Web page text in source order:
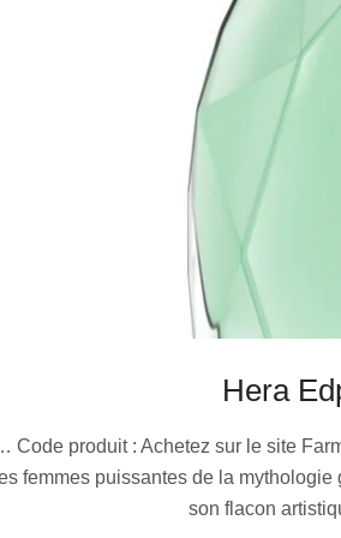
Hera
Code produit : Achetez sur le site
femmes puissantes de la
son flacon